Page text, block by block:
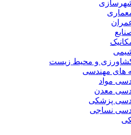
و محیط زیست
مهندسی
معدن
پزشکی
نساجی